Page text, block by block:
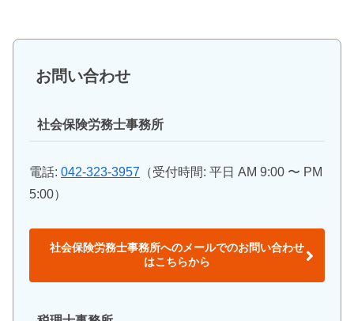
お問い合わせ
社会保険労務士事務所
電話: 042-323-3957 （受付時間: 平日 AM 9:00 〜 PM
5:00）
社会保険労務士事務所へのメールでのお問い合わせ
はこちらから